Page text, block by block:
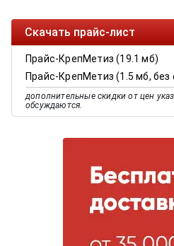
Скачать прайс-лист
Прайс-КрепМетиз (19.1 мб)
Прайс-КрепМетиз (1.5 мб, без
дополнительные скидки от цен
обсуждаются.